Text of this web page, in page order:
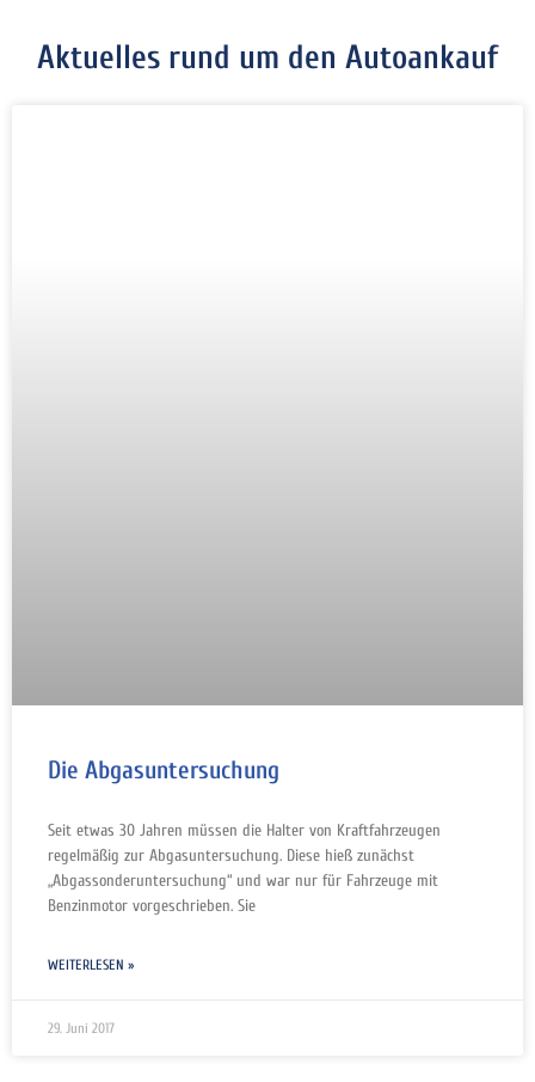
Aktuelles rund um den Autoankauf
Die Abgasuntersuchung
Seit etwas 30 Jahren müssen die Halter von Kraftfahrzeugen
regelmäßig zur Abgasuntersuchung. Diese hieß zunächst
„Abgassonderuntersuchung“ und war nur für Fahrzeuge mit
Benzinmotor vorgeschrieben. Sie
WEITERLESEN »
29. Juni 2017